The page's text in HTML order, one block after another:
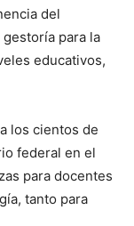
del
para la
educativos,
los cientos de
federal en el
para docentes
tanto para